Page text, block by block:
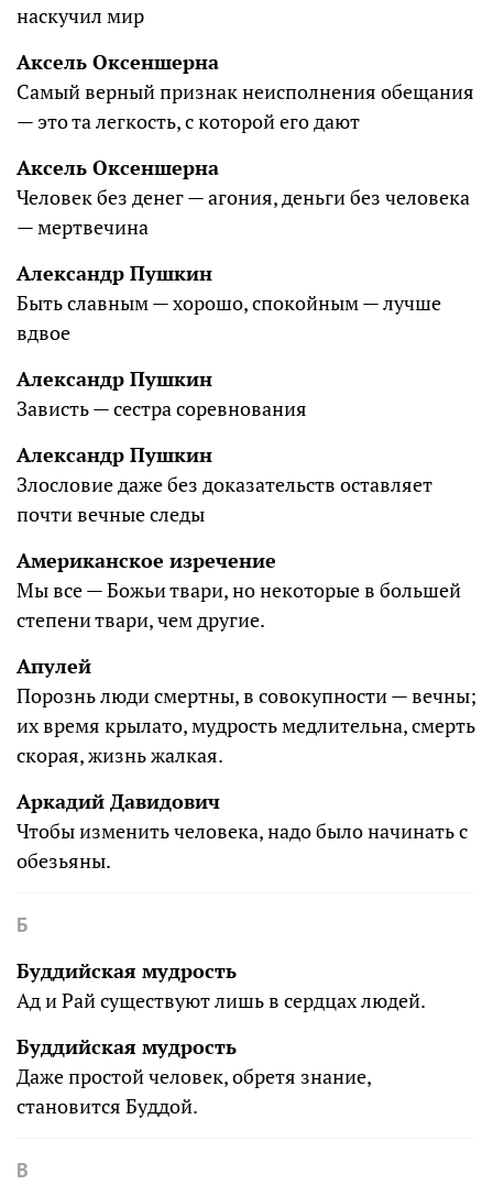
наскучил мир
Аксель Оксеншерна
Самый верный признак неисполнения обещания
— это та легкость, с которой его дают
Аксель Оксеншерна
Человек без денег — агония, деньги без человека
— мертвечина
Александр Пушкин
Быть славным — хорошо, спокойным — лучше
вдвое
Александр Пушкин
Зависть — сестра соревнования
Александр Пушкин
Злословие даже без доказательств оставляет
почти вечные следы
Американское изречение
Мы все — Божьи твари, но некоторые в большей
степени твари, чем другие.
Апулей
Порознь люди смертны, в совокупности — вечны;
их время крылато, мудрость медлительна, смерть
скорая, жизнь жалкая.
Аркадий Давидович
Чтобы изменить человека, надо было начинать с
обезьяны.
Б
Буддийская мудрость
Ад и Рай существуют лишь в сердцах людей.
Буддийская мудрость
Даже простой человек, обретя знание,
становится Буддой.
В